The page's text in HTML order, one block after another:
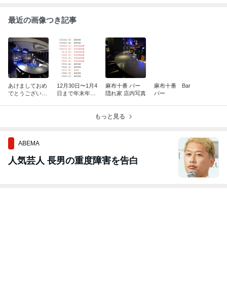
最近の画像つき記事
あけましておめ
でとうございま
12月30日〜1月4
日まで年末年始
麻布十番 バー
隠れ家 店内写真
麻布十番 Bar
バー
もっと見る
ABEMA
人気芸人 長男の重度障害を告白